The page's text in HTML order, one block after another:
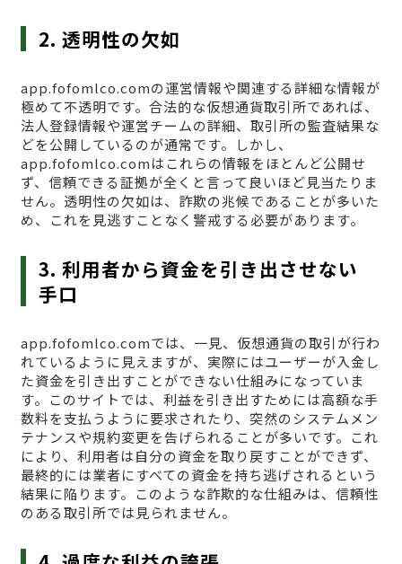
2. 透明性の欠如
app.fofomlco.comの運営情報や関連する詳細な情報が
極めて不透明です。合法的な仮想通貨取引所であれば、
法人登録情報や運営チームの詳細、取引所の監査結果な
どを公開しているのが通常です。しかし、
app.fofomlco.comはこれらの情報をほとんど公開せ
ず、信頼できる証拠が全くと言って良いほど見当たりま
せん。透明性の欠如は、詐欺の兆候であることが多いた
め、これを見逃すことなく警戒する必要があります。
3. 利用者から資金を引き出させない
手口
app.fofomlco.comでは、一見、仮想通貨の取引が行わ
れているように見えますが、実際にはユーザーが入金し
た資金を引き出すことができない仕組みになっていま
す。このサイトでは、利益を引き出すためには高額な手
数料を支払うように要求されたり、突然のシステムメン
テナンスや規約変更を告げられることが多いです。これ
により、利用者は自分の資金を取り戻すことができず、
最終的には業者にすべての資金を持ち逃げされるという
結果に陥ります。このような詐欺的な仕組みは、信頼性
のある取引所では見られません。